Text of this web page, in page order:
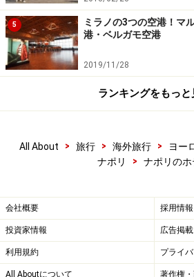
い裏手に位置するため、スパッカ
アなどナポリの主要な観光スポッ
スが可能です。
■iBed Napoli
TEL：+39-081-0208988
アクセス：地下鉄Universita’駅から
※記事内容は執筆時点のものです。最新
い。
※海外を訪れる際には最新情報の入手に
ホームページ
」を確認するなど、安全確
ださい。
5
ミラノの3つの空港！マ
港・ベルガモ空港
2019/11/28
ランキングをもっと
All About > 旅行 > 海外旅行 > ヨー
ナポリ
> ナポリのホ
会社概要 採用情報
投資家情報 広告掲載
利用規約 プライ
All Aboutについて 著作権